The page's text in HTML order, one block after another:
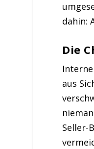
dahin:
Die
aus
Seller-